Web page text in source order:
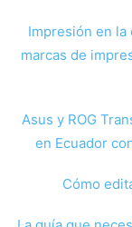
Impresión en la
marcas de
Asus y ROG
en Ecuador
Cómo